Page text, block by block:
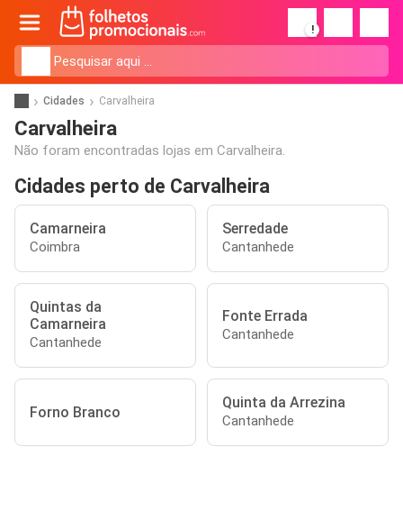
!
Cidades Carvalheira
Carvalheira
Não foram encontradas lojas em Carvalheira.
Cidades perto de Carvalheira
Camarneira
Coimbra
Serredade
Cantanhede
Quintas da
Camarneira
Cantanhede
Fonte Errada
Cantanhede
Forno Branco
Quinta da Arrezina
Cantanhede